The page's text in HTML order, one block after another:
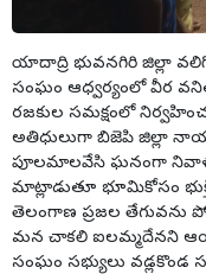
యాదాద్రి భువనగిరి జిల్లా
సంఘం ఆధ్వర్యంలో వీర
రజకుల సమక్షంలో
అతిధులుగా బిజెపి జిల్లా
పూలమాలవేసి ఘనంగా
మాట్లాడుతూ భూమికోసం
తెలంగాణ ప్రజల తేగువను
మన చాకలి ఐలమ్మదేనని
సంఘం సభ్యులు